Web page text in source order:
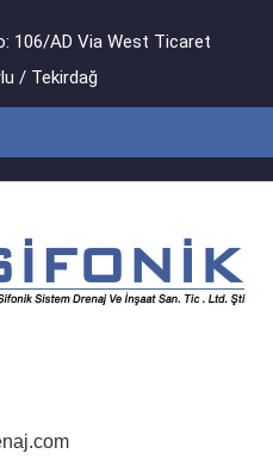
106/AD Via West Ticaret
/ Tekirdağ